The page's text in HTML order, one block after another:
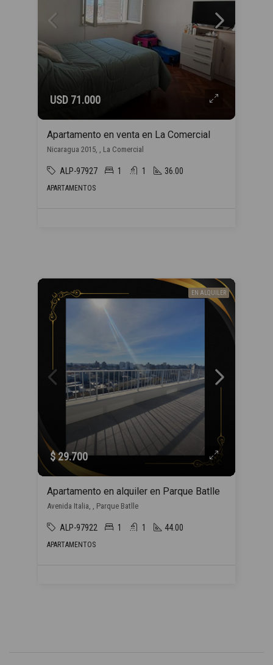
USD 71.000
Apartamento en venta en La Comercial
Nicaragua 2015, , La Comercial
ALP-97927 1 1 36.00
APARTAMENTOS
EN ALQUILER
$ 29.700
Apartamento en alquiler en Parque Batlle
Avenida Italia, , Parque Batlle
ALP-97922 1 1 44.00
APARTAMENTOS